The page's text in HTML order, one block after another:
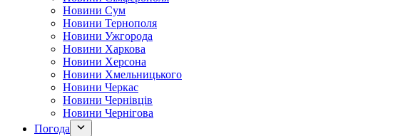
Новини Сум
Новини Тернополя
Новини Ужгорода
Новини Харкова
Новини Херсона
Новини Хмельницького
Новини Черкас
Новини Чернівців
Новини Чернігова
Погода